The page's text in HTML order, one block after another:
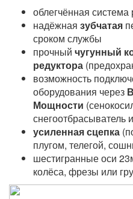
облегчённая система
надёжная зубчатая
сроком службы
прочный чугунный
редуктора
возможность
оборудования через
Мощности
снегоотбрасыватель
усиленная сцепка
плугом, телегой,
шестигранные оси
колёса, фрезы или